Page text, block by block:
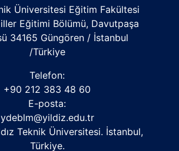
Üniversitesi Eğitim Fakültesi
Eğitimi Bölümü, Davutpaşa
34165 Güngören / İstanbul
/Türkiye
Telefon:
+90 212 383 48 60
E-posta:
ydeblm@yildiz.edu.tr
Teknik Üniversitesi. İstanbul,
Türkiye.